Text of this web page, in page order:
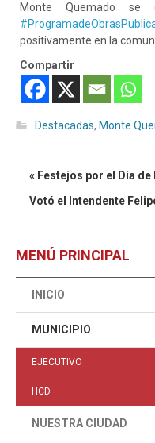
Monte Quemado
positivamente en la
Compartir
Destacadas, Monte
« Festejos por el Día de
Votó el Intendente
MENÚ PRINCIPAL
INICIO
MUNICIPIO
EJECUTIVO
HCD
NUESTRA CIUDAD